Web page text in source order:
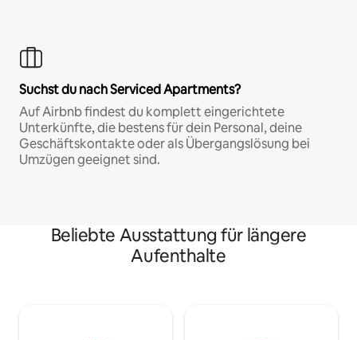
Suchst du nach Serviced Apartments?
Auf Airbnb findest du komplett eingerichtete
Unterkünfte, die bestens für dein Personal, deine
Geschäftskontakte oder als Übergangslösung bei
Umzügen geeignet sind.
Beliebte Ausstattung für längere
Aufenthalte